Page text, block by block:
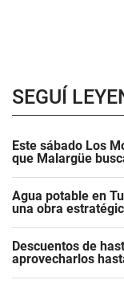
SEGUÍ
Este sábado Los
que Malargüe
Agua potable en
una obra
Descuentos de
aprovecharlos